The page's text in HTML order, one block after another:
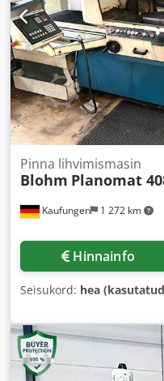
Kaufungen 1 272 km
Pinna lihvimismasin
Blohm Planomat
Hinnainfo
Seisukord: hea